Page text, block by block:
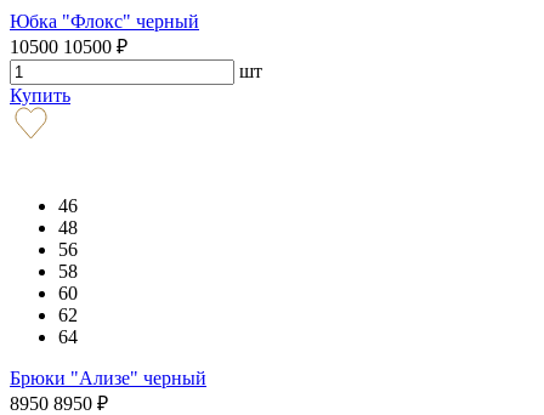
Юбка "Флокс" черный
10500 10500 ₽
шт
Купить
46
48
56
58
60
62
64
Брюки "Ализе" черный
8950 8950 ₽